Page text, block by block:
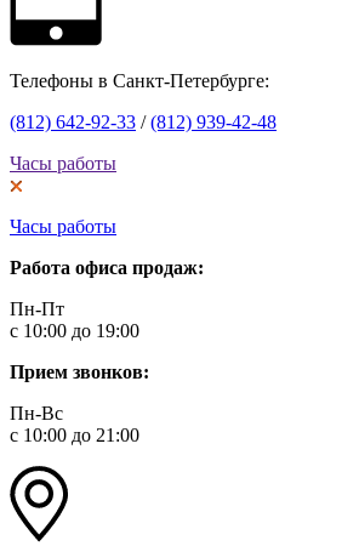
Телефоны в Санкт-Петербурге:
(812) 642-92-33 /(812) 939-42-48
Часы работы
Часы работы
Работа офиса продаж:
Пн-Пт
с 10:00 до 19:00
Прием звонков:
Пн-Вс
с 10:00 до 21:00